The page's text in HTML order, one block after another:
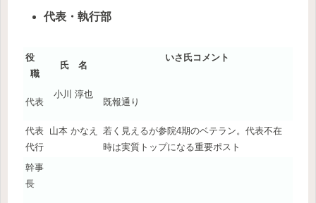
代表・執行部
役
職
氏 名
いさ氏コメント
代表
小川 淳也
既報通り
代表
代行
山本 かなえ
若く見えるが参院4期のベテラン。代表不在
時は実質トップになる重要ポスト
幹事
長